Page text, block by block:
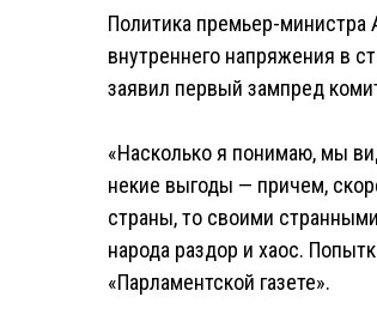
Политика премьер-
внутреннего напряжения в
заявил первый зампред
«Насколько я понимаю, мы
некие выгоды — причем,
страны, то своими
народа раздор и хаос.
«Парламентской газете».